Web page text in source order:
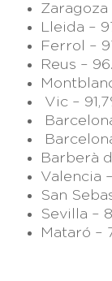
Zaragoza
Lleida –
Ferrol –
Reus –
Vic –
Barberà
Valencia
San
Sevilla –
Mataró –